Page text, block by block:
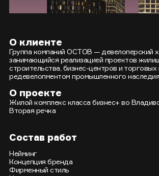
О клиенте
Группа компаний ОСТОВ — девелоперский
занимающийся реализацией проектов
строительства, бизнес-центров и торговых
редевелопментом промышленного
О проекте
Жилой комплекс класса бизнес+ во
Вторая речка
Состав работ
Нейминг
Концепция бренда
Фирменный стиль